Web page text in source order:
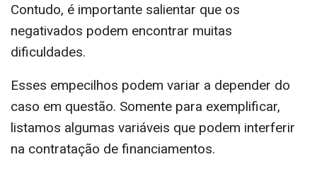
Contudo, é importante salientar que os
negativados podem encontrar muitas
dificuldades.
Esses empecilhos podem variar a depender do
caso em questão. Somente para exemplificar,
listamos algumas variáveis que podem interferir
na contratação de financiamentos.